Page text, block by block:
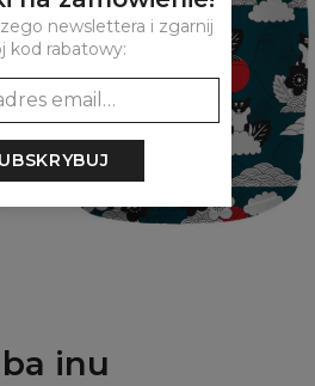
inu
newslettera i zgarnij
kod rabatowy: